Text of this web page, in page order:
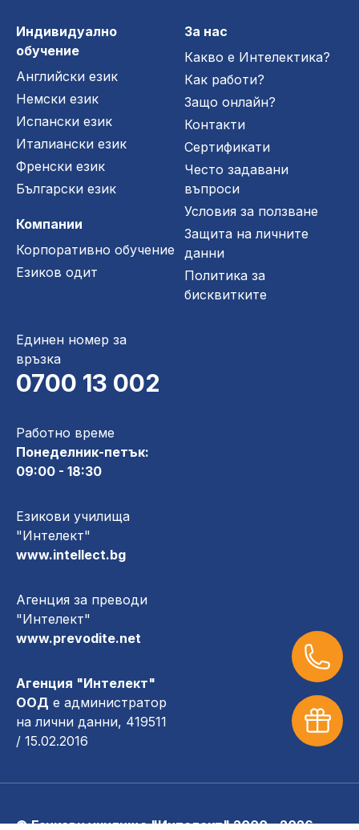
Индивидуално
обучение
Английски език
Немски език
Испански език
Италиански език
Френски език
Български език
Компании
Корпоративно обучение
Езиков одит
За нас
Какво е Интелектика?
Как работи?
Защо онлайн?
Контакти
Сертификати
Често задавани
въпроси
Условия за ползване
Защита на личните
данни
Политика за
бисквитките
Единен номер за
връзка
0700 13 002
Работно време
Понеделник-петък:
09:00 - 18:30
Езикови училища
"Интелект"
www.intellect.bg
Агенция за преводи
"Интелект"
www.prevodite.net
Агенция "Интелект"
ООД е администратор
на лични данни, 419511
/ 15.02.2016
© Езикови училища "Интелект" 2000 - 2026.